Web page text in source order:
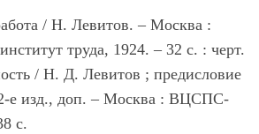
/ Н. Левитов. – Москва :
труда, 1924. – 32 с. : черт.
/ Н. Д. Левитов ; предисловие
е изд., доп. – Москва : ВЦСПС-
с.